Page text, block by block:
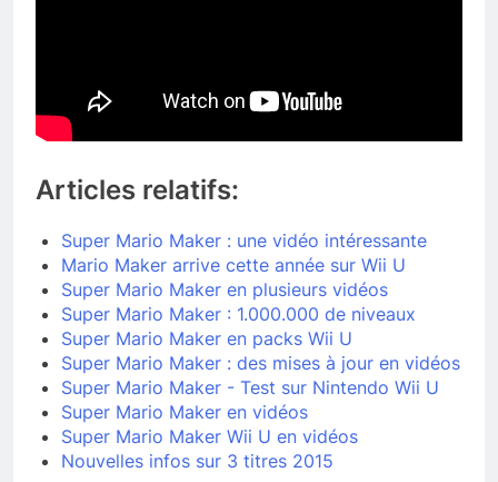
Articles relatifs:
Super Mario Maker : une vidéo intéressante
Mario Maker arrive cette année sur Wii U
Super Mario Maker en plusieurs vidéos
Super Mario Maker : 1.000.000 de niveaux
Super Mario Maker en packs Wii U
Super Mario Maker : des mises à jour en vidéos
Super Mario Maker - Test sur Nintendo Wii U
Super Mario Maker en vidéos
Super Mario Maker Wii U en vidéos
Nouvelles infos sur 3 titres 2015